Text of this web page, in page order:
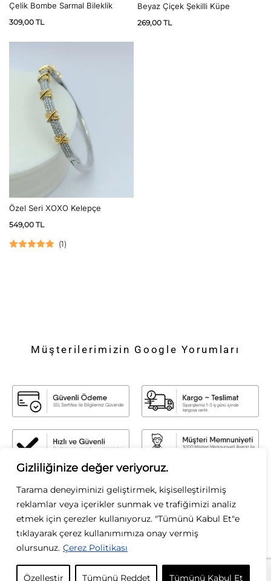
Gizliliğinize değer veriyoruz.
Tarama deneyiminizi geliştirmek, kişiselleştirilmiş
reklamlar veya içerikler sunmak ve trafiğimizi analiz
etmek için çerezler kullanıyoruz. "Tümünü Kabul Et"e
tıklayarak çerez kullanımımıza onay vermiş
olursunuz. Çerez Politikası
Özelleştir Tümünü Reddet Tümünü Kabul Et
Çelik Bombe Sarmal Bileklik
309,00 TL
Beyaz Çiçek Şekilli Küpe
269,00 TL
Özel Seri XOXO Kelepçe
549,00 TL
(1)
Müşterilerimizin Google Yorumları
Sirius Moda
Sirius Moda olarak, stilin gücüne inanıyoruz. Zamansız şıklığı modern
dokunuşlarla buluşturarak, her kadının kendi tarzını özgürce yansıtmasını
sağlıyoruz. Kaliteyi, zarafeti ve özgün tasarımları ön planda tutarak; her
koleksiyonumuzda ilham verici parçalar sunuyoruz. Moda bizim tutkumuz, siz
ise ilham kaynağımızsınız.
KURUMSAL